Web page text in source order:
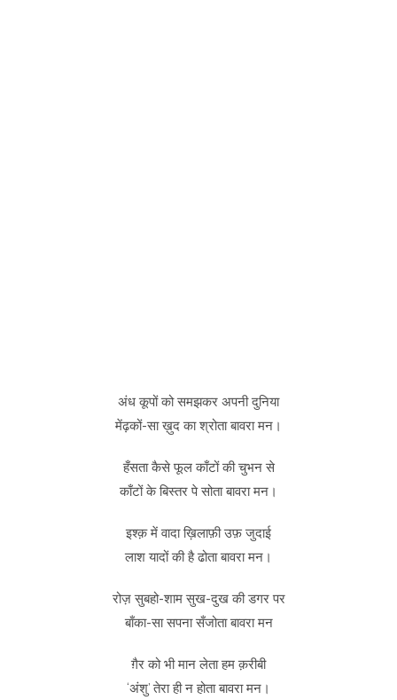
अंध कूपों को समझकर अपनी दुनिया
मेंढ़कों-सा ख़ुद का श्रोता बावरा मन।
हँसता कैसे फूल काँटों की चुभन से
काँटों के बिस्तर पे सोता बावरा मन।
इश्क़ में वादा ख़िलाफ़ी उफ़ जुदाई
लाश यादों की है ढोता बावरा मन।
रोज़ सुबहो-शाम सुख-दुख की डगर पर
बाँका-सा सपना सँजोता बावरा मन
ग़ैर को भी मान लेता हम क़रीबी
‘अंशु’ तेरा ही न होता बावरा मन।